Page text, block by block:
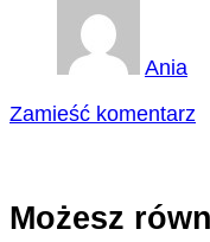
Ania
Zamieść komentarz
Możesz